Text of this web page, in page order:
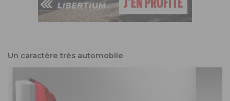
Un caractère très automobile